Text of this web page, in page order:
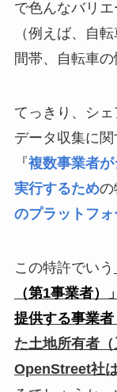
で色んなバリエ
（例えば、自
間帯、自転車
てっきり、シ
データ収集に関
『複数事業者が
実行するための
のプラットフ
この特許でいう
（第1事業者）
提供する事業者
た土地所有者（
OpenStreet社